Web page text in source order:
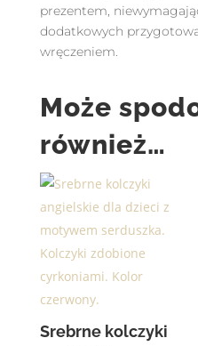
prezentem,
dodatkowych
wręczeniem.
Może
również…
Srebrne kolczyki